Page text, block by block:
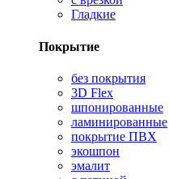
Гладкие
Покрытие
без покрытия
3D Flex
шпонированные
ламинированные
покрытие ПВХ
экошпон
эмалит